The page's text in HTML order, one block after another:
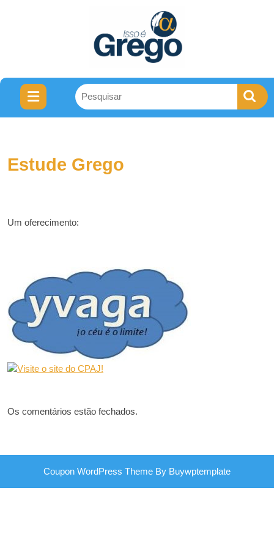
Estude Grego
Um oferecimento:
Os comentários estão fechados.
Coupon WordPress Theme By Buywptemplate